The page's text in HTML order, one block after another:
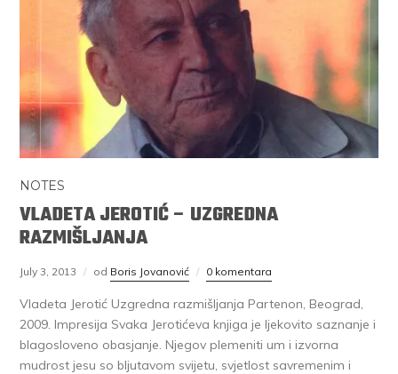
NOTES
VLADETA JEROTIĆ – UZGREDNA
RAZMIŠLJANJA
July 3, 2013 od Boris Jovanović 0 komentara
Vladeta Jerotić Uzgredna razmišljanja Partenon, Beograd,
2009. Impresija Svaka Jerotićeva knjiga je ljekovito saznanje i
blagosloveno obasjanje. Njegov plemeniti um i izvorna
mudrost jesu so bljutavom svijetu, svjetlost savremenim i